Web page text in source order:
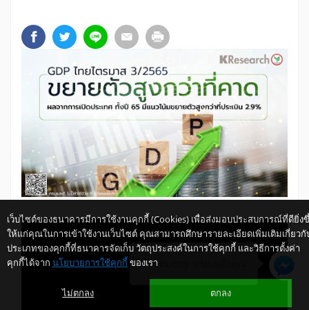
เว็บไซต์ของธนาคารมีการใช้งานคุกกี้ (Cookies) เพื่อส่งมอบประสบการณ์ที่ดียิ่ง
ให้แก่คุณในการเข้าใช้งานเว็บไซต์ คุณสามารถศึกษารายละเอียดเพิ่มเติมเกี่ยวกั
ประเภทของคุกกี้ที่ธนาคารจัดเก็บ วัตถุประสงค์ในการใช้คุกกี้ และวิธีการตั้งค่า
คุกกี้ได้จาก นโยบายการใช้คุกกี้ ของเรา
ไม่ตกลง ตกลง
ให้ K-Buddy ช่วยเหลือคุณ